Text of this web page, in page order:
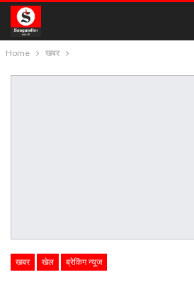
Home खबर
खबर खेल ब्रेकिंग न्यूज